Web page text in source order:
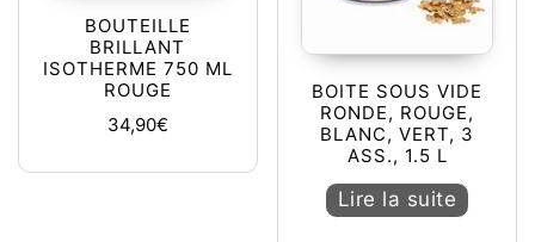
BOUTEILLE
BRILLANT
ISOTHERME 750 ML
ROUGE
34,90€
BOITE SOUS VIDE
RONDE, ROUGE,
BLANC, VERT, 3
ASS., 1.5 L
Lire la suite